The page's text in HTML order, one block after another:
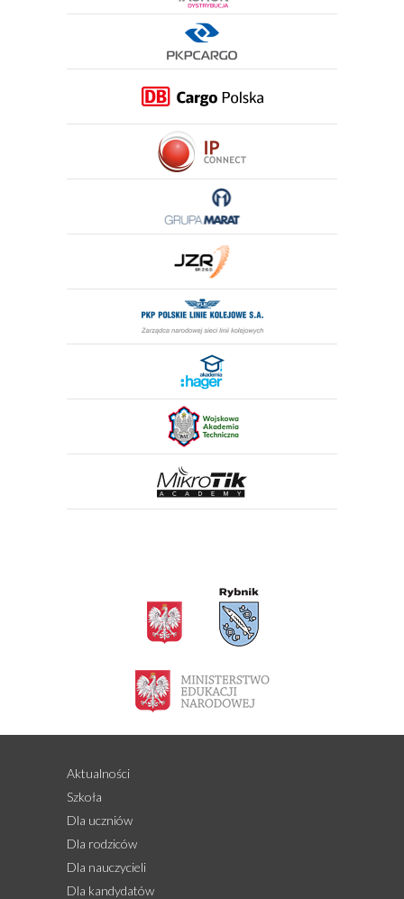
Aktualności
Szkoła
Dla uczniów
Dla rodziców
Dla nauczycieli
Dla kandydatów